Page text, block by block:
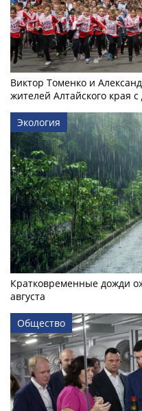
Виктор Томенко и
жителей Алтайского края
Экология
Кратковременные дожди
августа
Общество